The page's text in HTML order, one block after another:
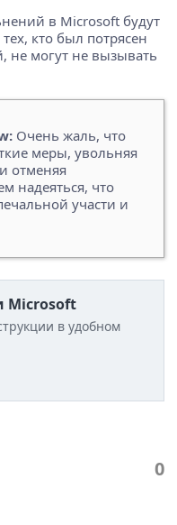
в Microsoft будут
кто был потрясен
не могут не вызывать
Очень жаль, что
меры, увольняя
отменяя
надеяться, что
участи и
Microsoft
в удобном
0